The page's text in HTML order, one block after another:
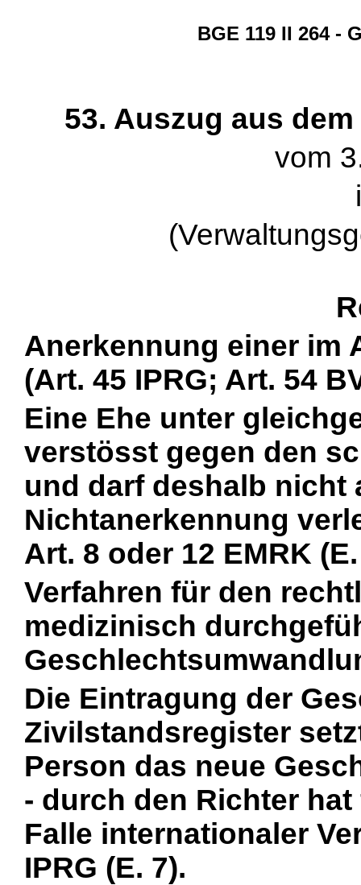
BGE 119 II 264 -
53. Auszug aus
vom
Anerkennung einer im
(Art. 45 IPRG; Art. 54
Eine Ehe unter
verstösst gegen den
und darf deshalb nicht
Nichtanerkennung
Art. 8 oder 12 EMRK
Verfahren für den
medizinisch
Die Eintragung der
Zivilstandsregister
Person das neue
- durch den Richter
Falle internationaler
IPRG (E. 7).